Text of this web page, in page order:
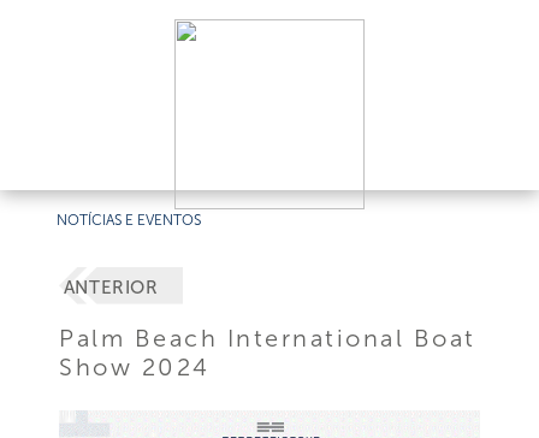
NOTÍCIAS E EVENTOS
ANTERIOR
Palm Beach International Boat
Show 2024